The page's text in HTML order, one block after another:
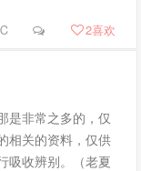
2喜欢
是非常之多的，仅
相关的资料，仅供
吸收辨别。（老夏